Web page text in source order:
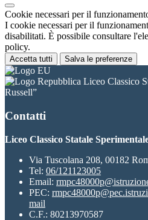
Cookie necessari per il
I cookie necessari per il
disabilitati. È possibile consultare
policy.
Accetta tutti Salva le preferenze
Liceo Classico
Russell”
Contatti
Liceo Classico Statale
Via Tuscolana 208, 00182
Tel: 06/121123005
Email:
PEC:
mail
C.F.: 80213970587